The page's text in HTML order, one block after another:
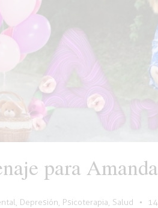
para
Depresión Psicoterapia Salud